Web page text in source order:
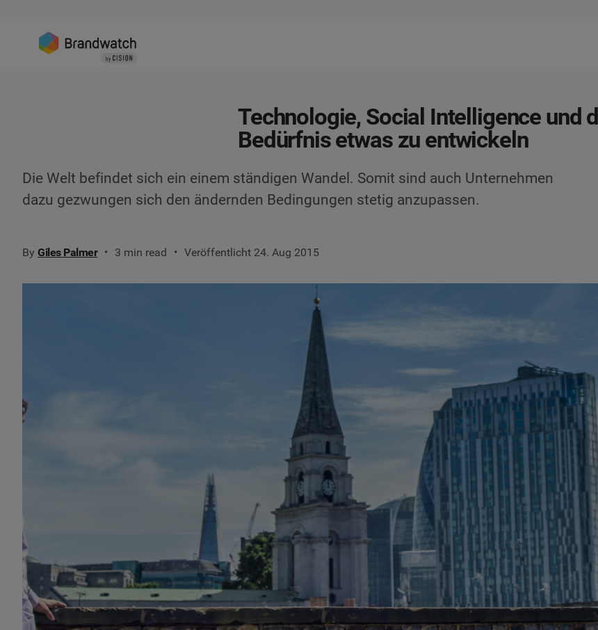
Technologie, Social Intelligence und
Bedürfnis etwas zu entwickeln
Die Welt befindet sich ein einem ständigen Wandel. Somit sind auch Unternehmen
dazu gezwungen sich den ändernden Bedingungen stetig anzupassen.
By Giles Palmer 3 min read Veröffentlicht 24. Aug 2015